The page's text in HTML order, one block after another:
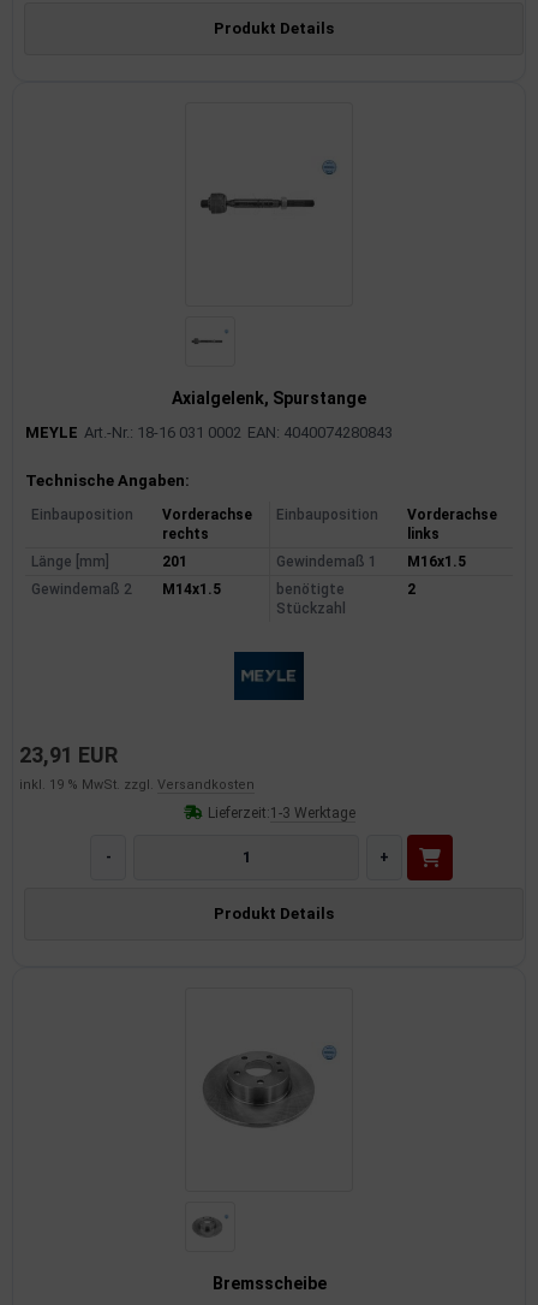
Produkt Details
Axialgelenk, Spurstange
MEYLE Art.-Nr.: 18-16 031 0002 EAN: 4040074280843
Produktinformationen
Technische Angaben:
Einbauposition
Vorderachse
rechts
Einbauposition
Vorderachse
links
Länge [mm]
201 Gewindemaß 1
M16x1.5
Gewindemaß 2
M14x1.5
benötigte
Stückzahl
2
23,91 EUR
inkl. 19 % MwSt. zzgl. Versandkosten
Lieferzeit:1-3 Werktage
- +
Produkt Details
Bremsscheibe